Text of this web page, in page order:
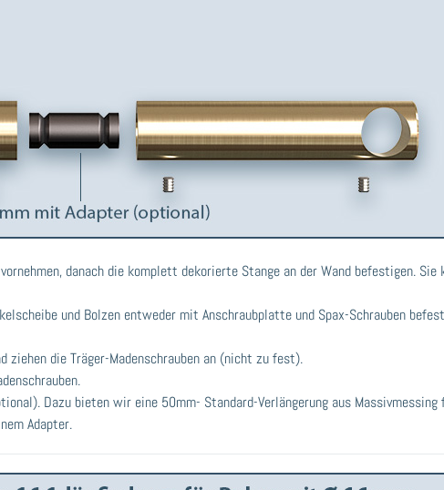
danach die komplett dekorierte Stange an der Wand befestigen. Sie
und Bolzen entweder mit Anschraubplatte und Spax-Schrauben
ziehen die Träger-Madenschrauben an (nicht zu fest).
Dazu bieten wir eine 50mm- Standard-Verlängerung aus Massivmessing
Adapter.